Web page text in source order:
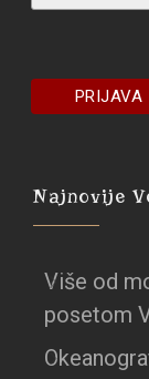
Najnovije
Više od
posetom